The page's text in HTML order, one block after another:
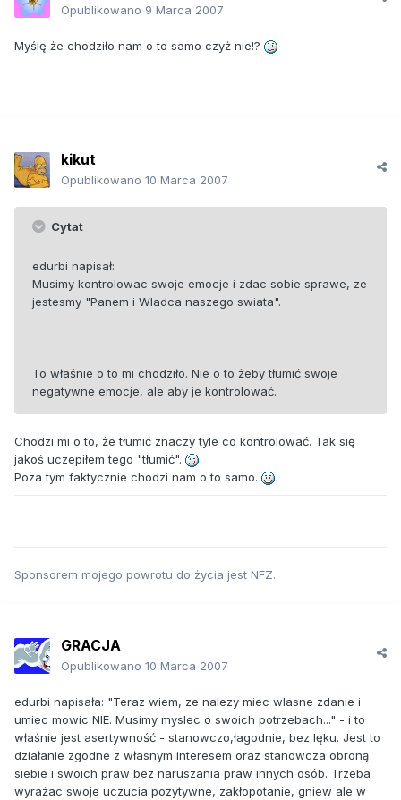
Opublikowano 9 Marca 2007
Myślę że chodziło nam o to samo czyż nie!?
kikut
Opublikowano 10 Marca 2007
Cytat
edurbi napisał:
Musimy kontrolowac swoje emocje i zdac sobie sprawe, ze
jestesmy "Panem i Wladca naszego swiata".
To właśnie o to mi chodziło. Nie o to żeby tłumić swoje
negatywne emocje, ale aby je kontrolować.
Chodzi mi o to, że tłumić znaczy tyle co kontrolować. Tak się
jakoś uczepiłem tego "tłumić".
Poza tym faktycznie chodzi nam o to samo.
Sponsorem mojego powrotu do życia jest NFZ.
GRACJA
Opublikowano 10 Marca 2007
edurbi napisała: "Teraz wiem, ze nalezy miec wlasne zdanie i
umiec mowic NIE. Musimy myslec o swoich potrzebach..." - i to
właśnie jest asertywność - stanowczo,łagodnie, bez lęku. Jest to
działanie zgodne z własnym interesem oraz stanowcza obroną
siebie i swoich praw bez naruszania praw innych osób. Trzeba
wyrażac swoje uczucia pozytywne, zakłopotanie, gniew ale w